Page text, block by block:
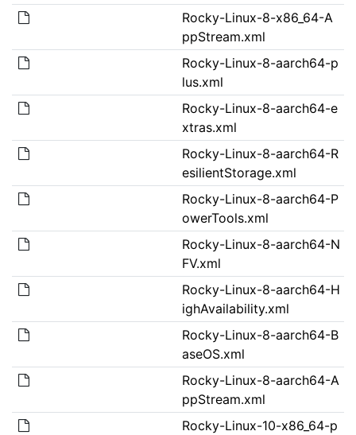
Rocky-Linux-8-x86_64-A
ppStream.xml
Rocky-Linux-8-aarch64-p
lus.xml
Rocky-Linux-8-aarch64-e
xtras.xml
Rocky-Linux-8-aarch64-R
esilientStorage.xml
Rocky-Linux-8-aarch64-P
owerTools.xml
Rocky-Linux-8-aarch64-N
FV.xml
Rocky-Linux-8-aarch64-H
ighAvailability.xml
Rocky-Linux-8-aarch64-B
aseOS.xml
Rocky-Linux-8-aarch64-A
ppStream.xml
Rocky-Linux-10-x86_64-p